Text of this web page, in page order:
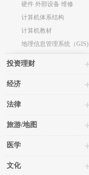
硬件 外部设备 维修
计算机体系结构
计算机教材
地理信息管理系统（GIS)
投资理财
经济
法律
旅游/地图
医学
文化